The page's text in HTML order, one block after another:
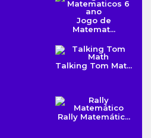
Jogo de
Matemat...
Talking Tom Mat...
Rally Matemátic...